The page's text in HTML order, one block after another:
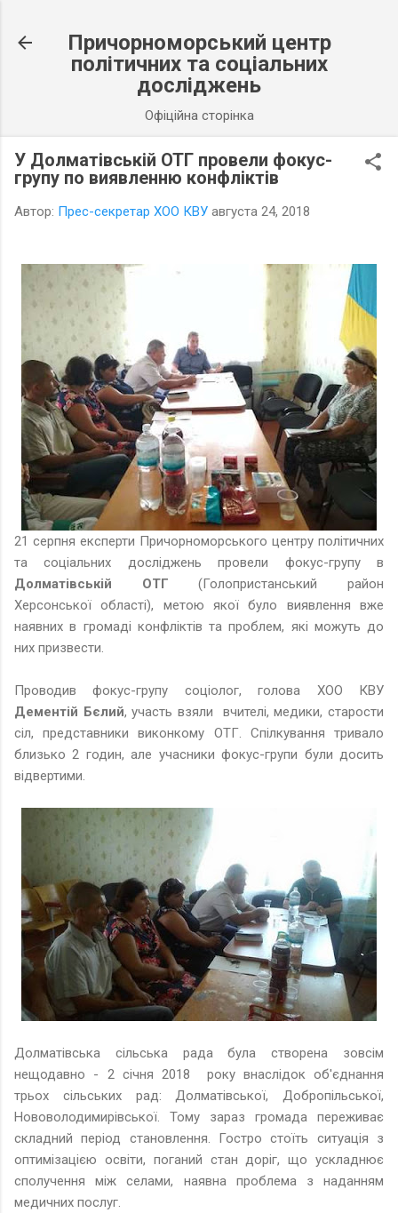
Причорноморський центр
політичних та соціальних
досліджень
Офіційна сторінка
У Долматівській ОТГ провели фокус-
групу по виявленню конфліктів
Автор: Прес-секретар ХОО КВУ августа 24, 2018
21 серпня експерти Причорноморського центру політичних
та соціальних досліджень провели фокус-групу в
Долматівській ОТГ (Голопристанський район
Херсонської області), метою якої було виявлення вже
наявних в громаді конфліктів та проблем, які можуть до
них призвести.
Проводив фокус-групу соціолог, голова ХОО КВУ
Дементій Бєлий, участь взяли вчителі, медики, старости
сіл, представники виконкому ОТГ. Спілкування тривало
близько 2 годин, але учасники фокус-групи були досить
відвертими.
Долматівська сільська рада була створена зовсім
нещодавно - 2 січня 2018 року внаслідок об'єднання
трьох сільських рад: Долматівської, Добропільської,
Нововолодимирівської. Тому зараз громада переживає
складний період становлення. Гостро стоїть ситуація з
оптимізацією освіти, поганий стан доріг, що ускладнює
сполучення між селами, наявна проблема з наданням
медичних послуг.